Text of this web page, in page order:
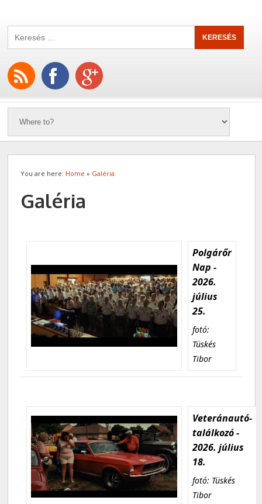
You are here: Home » Galéria
Galéria
Polgárőr
Nap -
2026.
július
25.
fotó:
Tüskés
Tibor
Veteránautó-
találkozó -
2026. július
18.
fotó: Tüskés
Tibor